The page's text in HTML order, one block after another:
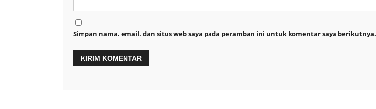
Simpan nama, email, dan situs web saya pada peramban ini untuk komentar saya berikutnya.